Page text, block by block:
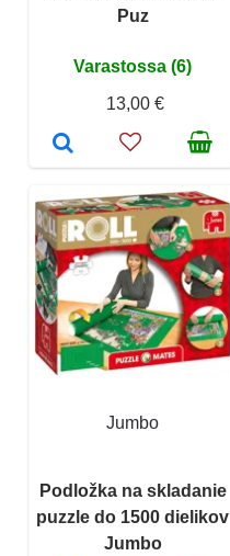
Puz
Varastossa (6)
13,00 €
Jumbo
Podložka na skladanie
puzzle do 1500 dielikov
Jumbo